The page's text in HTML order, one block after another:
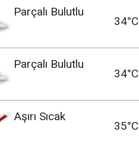
Parçalı Bulutlu
34°C
Parçalı Bulutlu
34°C
Aşırı Sıcak
35°C